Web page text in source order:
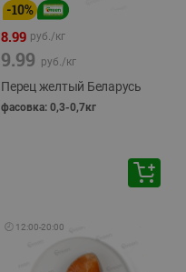
-10%
8.99 руб./кг
9.99 руб./кг
Перец желтый Беларусь
фасовка: 0,3-0,7кг
🕘 12:00-20:00